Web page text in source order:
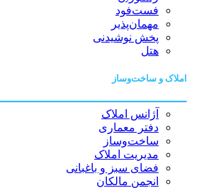
فست‌فود
مهمان‌پذیر
پخش نوشیدنی
هتل
املاک و ساخت‌وساز
آژانس املاک
دفتر معماری
ساخت‌وساز
مدیریت املاک
فضای سبز و باغبانی
انجمن مالکان